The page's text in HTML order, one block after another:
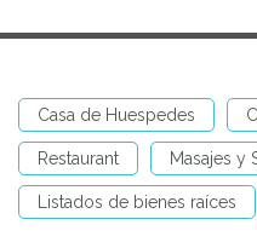
Casa de Huespedes
Restaurant Masajes y
Listados de bienes raíces